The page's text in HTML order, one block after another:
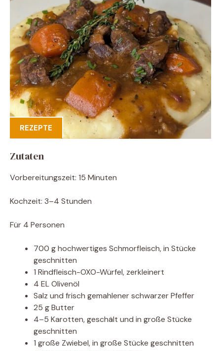
REZEPTE
Zutaten
Vorbereitungszeit: 15 Minuten
Kochzeit: 3–4 Stunden
Für 4 Personen
700 g hochwertiges Schmorfleisch, in Stücke
geschnitten
1 Rindfleisch-OXO-Würfel, zerkleinert
4 EL Olivenöl
Salz und frisch gemahlener schwarzer Pfeffer
25 g Butter
4–5 Karotten, geschält und in große Stücke
geschnitten
1 große Zwiebel, in große Stücke geschnitten